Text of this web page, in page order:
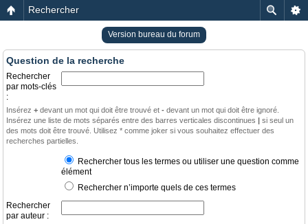
Rechercher
Version bureau du forum
Question de la recherche
Rechercher
par mots-clés
:
Insérez + devant un mot qui doit être trouvé et - devant un mot qui doit être ignoré.
Insérez une liste de mots séparés entre des barres verticales discontinues | si seul un
des mots doit être trouvé. Utilisez * comme joker si vous souhaitez effectuer des
recherches partielles.
Rechercher tous les termes ou utiliser une question comme
élément
Rechercher n’importe quels de ces termes
Rechercher
par auteur :